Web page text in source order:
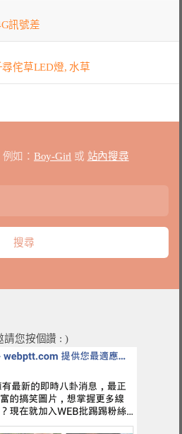
訊號差
侘草LED燈, 水草
如： Boy-Girl 或 站內搜尋
請您按個讚 : )